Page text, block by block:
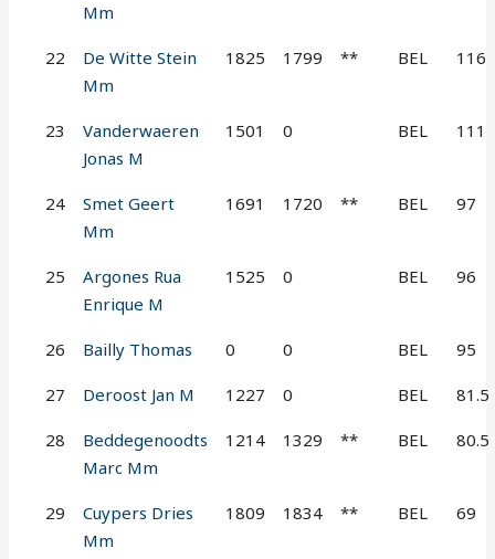
Mm
22
De Witte Stein
Mm
1825 1799 ** BEL 116
23
Vanderwaeren
Jonas M
1501 0 BEL 111
24
Smet Geert
Mm
1691 1720 ** BEL 97
25
Argones Rua
Enrique M
1525 0 BEL 96
26 Bailly Thomas 0 0 BEL 95
27 Deroost Jan M 1227 0 BEL 81.5
28
Beddegenoodts
Marc Mm
1214 1329 ** BEL 80.5
29
Cuypers Dries
Mm
1809 1834 ** BEL 69